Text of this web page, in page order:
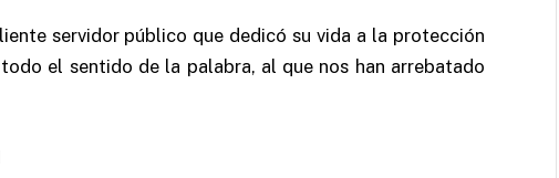
servidor público que dedicó su vida a la protección
el sentido de la palabra, al que nos han arrebatado